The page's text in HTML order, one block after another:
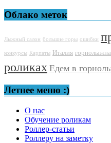
Облако меток
Лыжный салон большие горы ошибки
конкурсы Карпаты Италия
роликах Едем в
Летнее меню :)
О нас
Обучение роликам
Роллер-статьи
Роллеру на заметку